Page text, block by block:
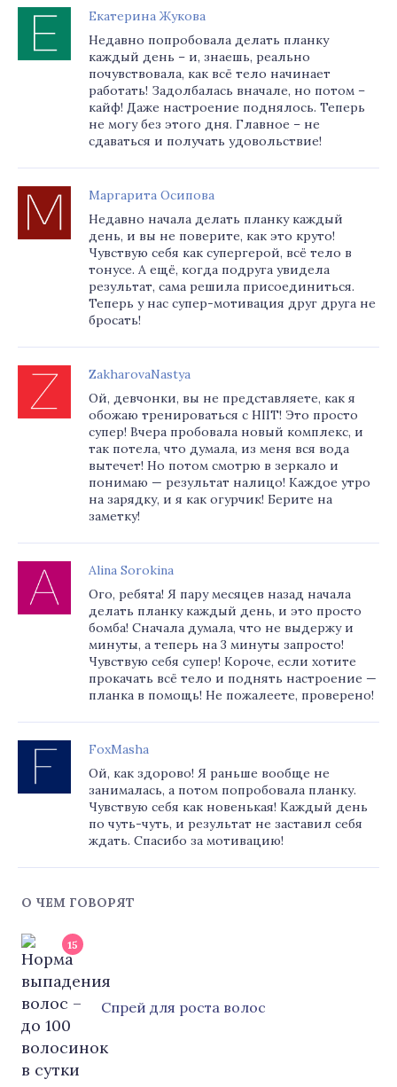
Екатерина Жукова
Недавно попробовала делать планку
каждый день – и, знаешь, реально
почувствовала, как всё тело начинает
работать! Задолбалась вначале, но потом –
кайф! Даже настроение поднялось. Теперь
не могу без этого дня. Главное – не
сдаваться и получать удовольствие!
Маргарита Осипова
Недавно начала делать планку каждый
день, и вы не поверите, как это круто!
Чувствую себя как супергерой, всё тело в
тонусе. А ещё, когда подруга увидела
результат, сама решила присоединиться.
Теперь у нас супер-мотивация друг друга не
бросать!
ZakharovaNastya
Ой, девчонки, вы не представляете, как я
обожаю тренироваться с HIIT! Это просто
супер! Вчера пробовала новый комплекс, и
так потела, что думала, из меня вся вода
вытечет! Но потом смотрю в зеркало и
понимаю — результат налицо! Каждое утро
на зарядку, и я как огурчик! Берите на
заметку!
Alina Sorokina
Ого, ребята! Я пару месяцев назад начала
делать планку каждый день, и это просто
бомба! Сначала думала, что не выдержу и
минуты, а теперь на 3 минуты запросто!
Чувствую себя супер! Короче, если хотите
прокачать всё тело и поднять настроение —
планка в помощь! Не пожалеете, проверено!
FoxMasha
Ой, как здорово! Я раньше вообще не
занималась, а потом попробовала планку.
Чувствую себя как новенькая! Каждый день
по чуть-чуть, и результат не заставил себя
ждать. Спасибо за мотивацию!
О ЧЕМ ГОВОРЯТ
15
Cпрей для роста волос